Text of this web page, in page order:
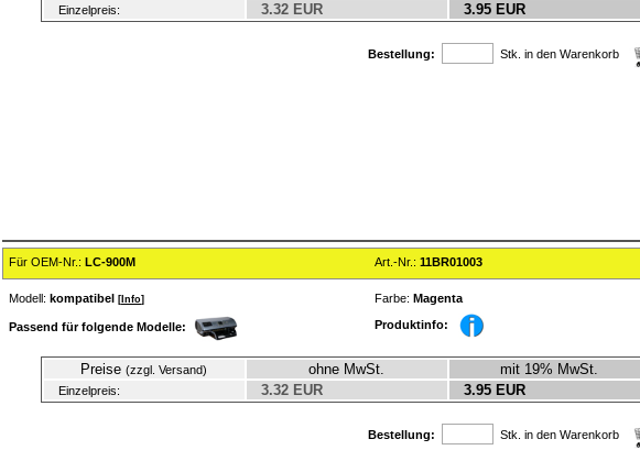
Einzelpreis: 3.32 EUR 3.95 EUR
Bestellung: Stk. in den Warenkorb
Für OEM-Nr.: LC-900M Art.-Nr.: 11BR01003
Modell: kompatibel [ Info] Farbe: Magenta
Passend für folgende Modelle: Produktinfo:
Preise (zzgl. Versand) ohne MwSt. mit 19% MwSt.
Einzelpreis: 3.32 EUR 3.95 EUR
Bestellung: Stk. in den Warenkorb